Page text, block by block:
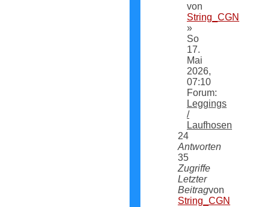
von
String_CGN
»
So
17.
Mai
2026,
07:10
Forum:
Leggings
/
Laufhosen
24
Antworten
35
Zugriffe
Letzter
Beitragvon
String_CGN